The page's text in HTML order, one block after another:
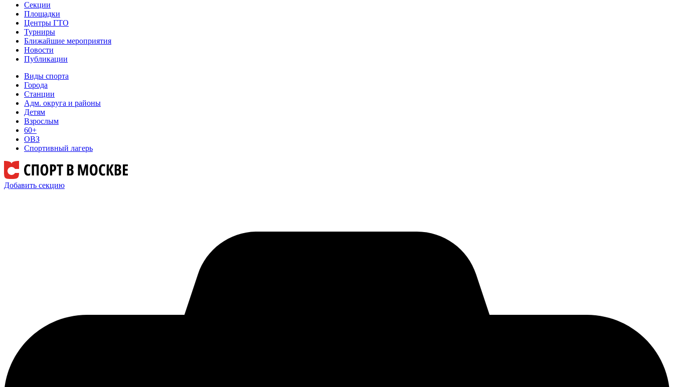
Секции
Площадки
Центры ГТО
Турниры
Ближайшие мероприятия
Новости
Публикации
Виды спорта
Города
Станции
Адм. округа и районы
Детям
Взрослым
60+
ОВЗ
Спортивный лагерь
Добавить секцию